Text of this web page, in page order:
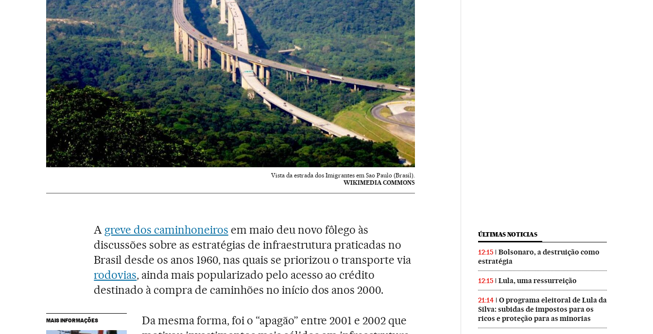
Vista da estrada dos Imigrantes em Sao Paulo (Brasil).
WIKIMEDIA COMMONS
A greve dos caminhoneiros em maio deu novo fôlego às
discussões sobre as estratégias de infraestrutura praticadas no
Brasil desde os anos 1960, nas quais se priorizou o transporte via
rodovias, ainda mais popularizado pelo acesso ao crédito
destinado à compra de caminhões no início dos anos 2000.
MAIS INFORMAÇÕES
Da mesma forma, foi o “apagão” entre 2001 e 2002 que
ÚLTIMAS NOTICIAS
12:15
Bolsonaro, a destruição como
estratégia
12:15 Lula, uma ressurreição
21:14
O programa eleitoral de Lula da
Silva: subidas de impostos para os
ricos e proteção para as minorias